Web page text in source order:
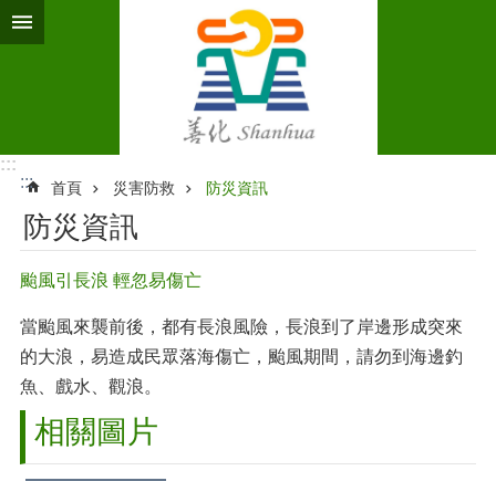
跳到主要內容區塊
:::
:::
首頁 災害防救 防災資訊
防災資訊
颱風引長浪 輕忽易傷亡
當颱風來襲前後，都有長浪風險，長浪到了岸邊形成突來
的大浪，易造成民眾落海傷亡，颱風期間，請勿到海邊釣
魚、戲水、觀浪。
相關圖片